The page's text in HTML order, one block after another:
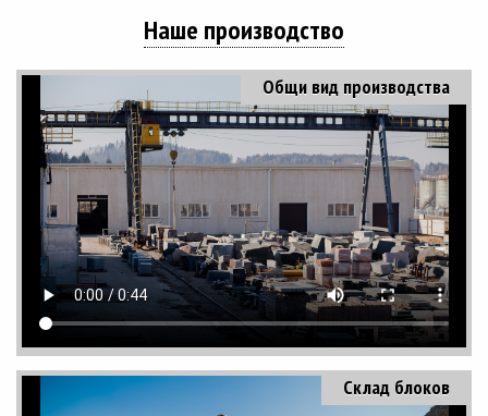
Наше производство
Общи вид производства
Склад блоков